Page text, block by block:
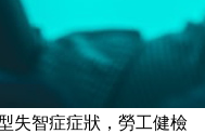
失智症症狀，勞工健檢